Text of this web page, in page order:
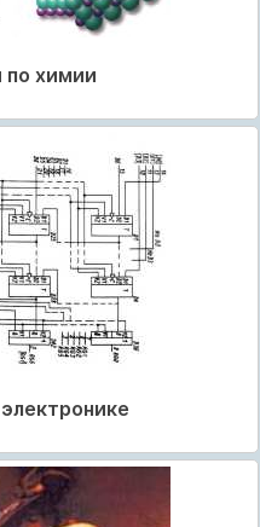
по химии